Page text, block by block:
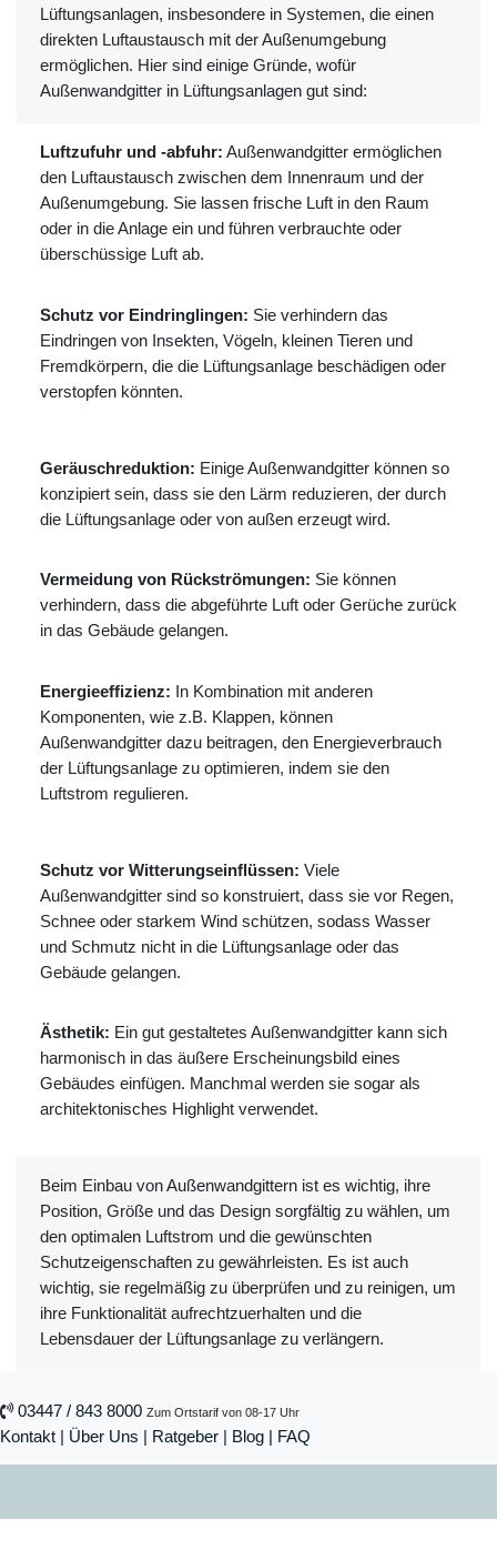
Lüftungsanlagen, insbesondere in Systemen, die einen
direkten Luftaustausch mit der Außenumgebung
ermöglichen. Hier sind einige Gründe, wofür
Außenwandgitter in Lüftungsanlagen gut sind:
Luftzufuhr und -abfuhr: Außenwandgitter ermöglichen
den Luftaustausch zwischen dem Innenraum und der
Außenumgebung. Sie lassen frische Luft in den Raum
oder in die Anlage ein und führen verbrauchte oder
überschüssige Luft ab.
Schutz vor Eindringlingen: Sie verhindern das
Eindringen von Insekten, Vögeln, kleinen Tieren und
Fremdkörpern, die die Lüftungsanlage beschädigen oder
verstopfen könnten.
Geräuschreduktion: Einige Außenwandgitter können so
konzipiert sein, dass sie den Lärm reduzieren, der durch
die Lüftungsanlage oder von außen erzeugt wird.
Vermeidung von Rückströmungen: Sie können
verhindern, dass die abgeführte Luft oder Gerüche zurück
in das Gebäude gelangen.
Energieeffizienz: In Kombination mit anderen
Komponenten, wie z.B. Klappen, können
Außenwandgitter dazu beitragen, den Energieverbrauch
der Lüftungsanlage zu optimieren, indem sie den
Luftstrom regulieren.
Schutz vor Witterungseinflüssen: Viele
Außenwandgitter sind so konstruiert, dass sie vor Regen,
Schnee oder starkem Wind schützen, sodass Wasser
und Schmutz nicht in die Lüftungsanlage oder das
Gebäude gelangen.
Ästhetik: Ein gut gestaltetes Außenwandgitter kann sich
harmonisch in das äußere Erscheinungsbild eines
Gebäudes einfügen. Manchmal werden sie sogar als
architektonisches Highlight verwendet.
Beim Einbau von Außenwandgittern ist es wichtig, ihre
Position, Größe und das Design sorgfältig zu wählen, um
den optimalen Luftstrom und die gewünschten
Schutzeigenschaften zu gewährleisten. Es ist auch
wichtig, sie regelmäßig zu überprüfen und zu reinigen, um
ihre Funktionalität aufrechtzuerhalten und die
Lebensdauer der Lüftungsanlage zu verlängern.
03447 / 843 8000 Zum Ortstarif von 08-17 Uhr
Kontakt | Über Uns | Ratgeber | Blog | FAQ